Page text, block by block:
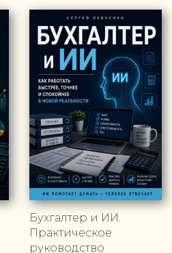
Бухгалтер и ИИ.
Практическое
руководство